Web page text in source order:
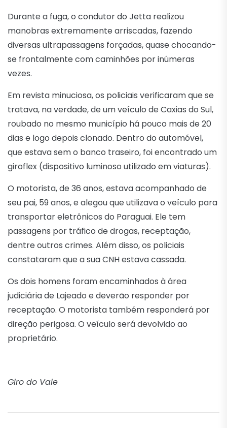
Durante a fuga, o condutor do Jetta realizou
manobras extremamente arriscadas, fazendo
diversas ultrapassagens forçadas, quase chocando-
se frontalmente com caminhões por inúmeras
vezes.
Em revista minuciosa, os policiais verificaram que se
tratava, na verdade, de um veículo de Caxias do Sul,
roubado no mesmo município há pouco mais de 20
dias e logo depois clonado. Dentro do automóvel,
que estava sem o banco traseiro, foi encontrado um
giroflex (dispositivo luminoso utilizado em viaturas).
O motorista, de 36 anos, estava acompanhado de
seu pai, 59 anos, e alegou que utilizava o veículo para
transportar eletrônicos do Paraguai. Ele tem
passagens por tráfico de drogas, receptação,
dentre outros crimes. Além disso, os policiais
constataram que a sua CNH estava cassada.
Os dois homens foram encaminhados à área
judiciária de Lajeado e deverão responder por
receptação. O motorista também responderá por
direção perigosa. O veículo será devolvido ao
proprietário.
Giro do Vale